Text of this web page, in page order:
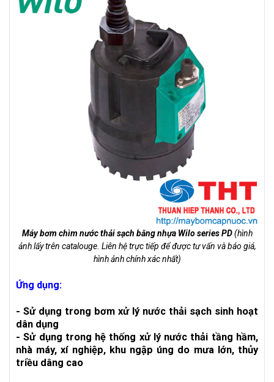
Máy bơm chìm nước thải sạch bằng nhựa Wilo series PD(hình
ảnh lấy trên catalouge. Liên hệ trực tiếp để được tư vấn và báo giá,
hình ảnh chính xác nhất)
Ứng dụng:
- Sử dụng trong bơm xử lý nước thải sạch sinh hoạt
dân dụng
- Sử dụng trong hệ thống xử lý nước thải tầng hầm,
nhà máy, xí nghiệp, khu ngập úng do mưa lớn, thủy
triều dâng cao